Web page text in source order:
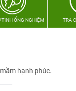
TINH ỐNG NGHIỆM TRA
hạnh phúc.